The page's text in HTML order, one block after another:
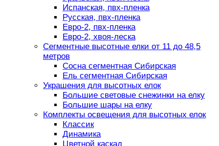
Испанская, пвх-пленка
Русская, пвх-пленка
Евро-2, пвх-пленка
Евро-2, хвоя-леска
Сегментные высотные елки от 11 до 48,5
метров
Сосна сегментная Сибирская
Ель сегментная Сибирская
Украшения для высотных елок
Большие световые снежинки на елку
Большие шары на елку
Комплекты освещения для высотных елок
Классик
Динамика
Цветной каскад